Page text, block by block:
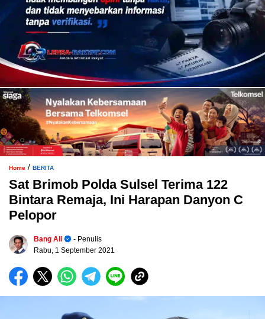
Home / BERITA
Sat Brimob Polda Sulsel Terima 122
Bintara Remaja, Ini Harapan Danyon C
Pelopor
Bang Ali
- Penulis
Rabu, 1 September 2021